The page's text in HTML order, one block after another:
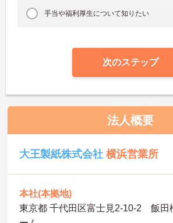
手当や福利厚生について知りたい
次のステップ
法人概要
大王製紙株式会社横浜営業所
本社(本拠地)
東京都 千代田区富士見2-10-2 飯田